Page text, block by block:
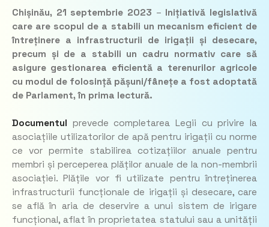
Chișinău, 21 septembrie 2023 – Inițiativă legislativă
care are scopul de a stabili un mecanism eficient de
întreținere a infrastructurii de irigații și desecare,
precum și de a stabili un cadru normativ care să
asigure gestionarea eficientă a terenurilor agricole
cu modul de folosință pășuni/fânețe a fost adoptată
de Parlament, în prima lectură.
Documentul prevede completarea Legii cu privire la
asociațiile utilizatorilor de apă pentru irigații cu norme
ce vor permite stabilirea cotizațiilor anuale pentru
membri și perceperea plăților anuale de la non-membrii
asociației. Plățile vor fi utilizate pentru întreținerea
infrastructurii funcționale de irigații și desecare, care
se află în aria de deservire a unui sistem de irigare
funcțional, aflat în proprietatea statului sau a unității